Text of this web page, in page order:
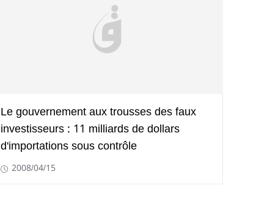
Le gouvernement aux trousses des faux
investisseurs : 11 milliards de dollars
d'importations sous contrôle
2008/04/15